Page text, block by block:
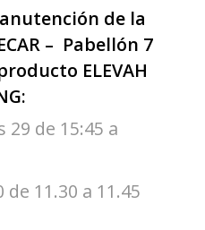
de la
– Pabellón 7
ELEVAH
29 de 15:45 a
de 11.30 a 11.45